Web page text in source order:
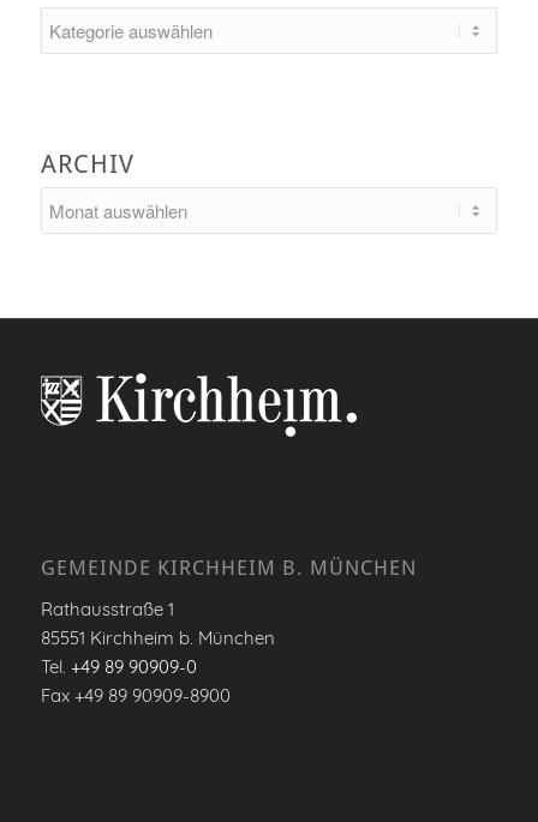
ARCHIV
GEMEINDE KIRCHHEIM B. MÜNCHEN
Rathausstraße 1
85551 Kirchheim b. München
Tel. +49 89 90909-0
Fax +49 89 90909-8900